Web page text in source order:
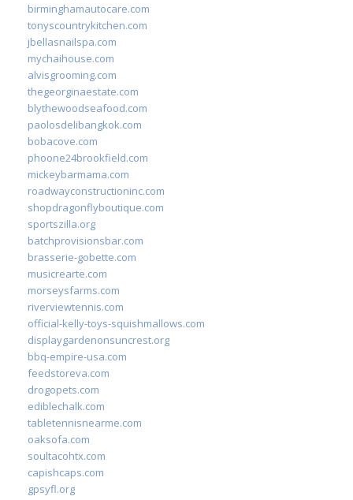
birminghamautocare.com
tonyscountrykitchen.com
jbellasnailspa.com
mychaihouse.com
alvisgrooming.com
thegeorginaestate.com
blythewoodseafood.com
paolosdelibangkok.com
bobacove.com
phoone24brookfield.com
mickeybarmama.com
roadwayconstructioninc.com
shopdragonflyboutique.com
sportszilla.org
batchprovisionsbar.com
brasserie-gobette.com
musicrearte.com
morseysfarms.com
riverviewtennis.com
official-kelly-toys-squishmallows.com
displaygardenonsuncrest.org
bbq-empire-usa.com
feedstoreva.com
drogopets.com
ediblechalk.com
tabletennisnearme.com
oaksofa.com
soultacohtx.com
capishcaps.com
gpsyfl.org